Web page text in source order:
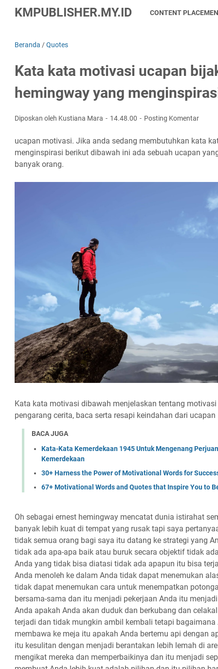
KMPUBLISHER.MY.ID CONTENT
Beranda /Quotes
Kata kata motivasi ucapan
hemingway yang
Diposkan oleh Kustiana Mara 14.48.00 Posting Komentar
ucapan motivasi. Jika anda sedang membutuhkan kata
menginspirasi berikut dibawah ini ada sebuah ucapan
banyak orang.
Kata kata motivasi dibawah menjelaskan tentang
pengarang cerita, baca serta resapi keindahan dari
BACA JUGA
Kata-Kata Kemerdekaan 1945 Untuk Mengenang
Kemerdekaan
30+ Harness the Power of Motivational Words for
67+ Motivational Words and Quotes that Inspire You to
Oh sebagai ernest hemingway mencatat dunia istirahat semua orang dan sesudahnya banyak lebih kuat di tempat yang rusak tapi saya pertanyaannya adalah mengapa tidak semua orang bagi saya itu datang ke strategi yang Anda gunakan sebenarnya tidak ada apa-apa baik atau buruk secara objektif tidak ada apa pun yang terjadi pada Anda yang tidak bisa diatasi tidak ada apapun itu bisa terjadi apa saja padamu saat itu Anda menoleh ke dalam Anda tidak dapat menemukan alasan untuk mengatasi Anda tidak dapat menemukan cara untuk menempatkan potongan-potongan itu kembali bersama-sama dan itu menjadi pekerjaan Anda itu menjadi benar-benar naik untuk Anda apakah Anda akan duduk dan berkubang dan celakalah aku karena apa terjadi, terjadi dan tidak mungkin ambil kembali tetapi bagaimana Anda merespons apa Anda membawa ke meja itu apakah Anda bertemu api dengan api apakah Anda memenuhi itu kesulitan dengan menjadi berantakan lebih lemah di area yang rusak atau Anda mengikat mereka dan memperbaikinya dan itu menjadi seperti las yang benar-benar membuat Anda lebih kuat adalah pilihan dan itu pilihan hanya Anda yang bisa menjadikannya sebagai Stephen Kata Hawking ketika Anda tidak mengeluh siapa pun ingin membantu Anda ada banyak hal dalam hidup Anda apakah Anda punya alasan untuk itu mengeluh tentang Anda punya alasan untuk kesal dengan hal-hal yang ada terjadi padamu hal yang paling menyeramkan tentang alasan apakah mereka valid ada juta alasan mengapa Anda harus bisa menyerah ada sejuta alasan mengapa Anda tidak perlu mencoba hal itu yang membuatmu hancur, kau seharusnya diizinkan hanya duduk di tanah dan inilah hal itu hak Anda, Anda memiliki setiap alasan untuk melakukannya dan mungkin orang tidak akan melakukannya bahkan kurang memikirkan Anda tapi inilah kebenaran mengapa mereka menjadi lebih lemah atau lebih kuat di tempat-tempat itu bangkrut dan itu pilihan bagaimana Anda Reaksi bergerak maju berita baiknya adalah hal terbaik yang bisa Anda lakukan menjadi lebih kuat adalah mencintai diri sendiri dan sebagai Kamal Ravi Kahn berkata, “Cintai dirimu sendiri sebuah latihan yang orang pikir itu sesuatu yang akan terasa benar itu itu akan terasa alami bahwa Anda hanya akan berbelok ke dalam dan itu dia percikan cinta dan sukacita untuk dirimu sendiri di dalam diri Anda dan kebenaran itu hanya saja bukan pengalaman manusia yang tidak cara kerjanya akan ada suara di dalam kepala Anda dan itu akan terjadi menyalahkanmu itu akan mengatakan bahwa itu milikmu kesalahan dan tidak peduli berapa kali orang-orang di luar memberitahumu itu Tidak benar bahwa hal ini terjadi Anda yang bukan Anda itu tidak mendefinisikan Anda akan ada suara yang terjadi untuk memberitahu Anda bahwa itu dan itu di mana Anda harus kembali pada proses di situlah Anda harus menyadarinya Anda benar-benar harus berlatih mencintai diri sendiri dan tidak apa-apa kalau tidak apa pun yang terjadi pasti ada tidak ada yang membatalkan bahwa Anda layak untuk cinta Anda sendiri tetapi Anda punya untuk mempraktikkannya, Anda harus mau untuk melakukannya, Anda harus bersedia untuk melakukannya dalam repetisi Anda harus tahu bahwa itu tidak akan terasa benar tetapi Anda harus melakukannya tahu di sisi lain itu adalah a visi hidup Anda di mana Anda sebenarnya cintai dirimu sendiri karena kamu mengambil waktu untuk mengatakannya Anda mengambil waktu untuk berlatihlah, kamu mengambil waktu untuk duduk di sana dan merasa bodoh dan mengatakan bahwa Anda cintai dirimu sendiri dan terkadang hanya menempatkan dalam pekerjaan adalah apa yang perlu Anda lakukan menjadi kuat jadi dimasukkan ke dalam pekerjaan fakta bahwa kau masih hidup aku masih di bumi ini meskipun itu telah menantang dan kasar dan terkadang Anda berkecil hati dan tidak terinspirasi terus berjalan Tuhan punya rencana Anda akan tumbuh melalui apa yang Anda lalui semuanya yang Anda alami pada suatu saat tidak masuk akal bagimu sekarang pada titik tertentu Tuhan akan mengungkapkan kepada Anda mengapa semua masalah ini menantang dan masalah terus muncul dan apa Anda seharusnya belajar dari itu Anda akan tumbuh melalui apa yang Anda lalui karena Anda pergi tidur di malam hari tidak berarti Anda sedang beristirahat karena sudah dekat matamu di malam hari dan Anda tidur secara fisik tidak berarti Anda benar-benar sedang beristirahat dan alasan mengapa Anda tidak beristirahat adalah karena selagi kamu bangun segala sesuatu di setiap tubuh yang ada di dan sekitar hidup Anda begitu penuh dengan masalah masalah disfungsi rasa tidak aman negativitas pikiran Anda ada dalam roh Anda ada dalam kekacauan ada masalah dan argumen masalah berteriak berteriak disfungsi semua omong kosong ini terjadi sepanjang hari setiap hari jadi ketika Anda pergi ke tidur di malam hari kamu tidak beristirahat banyak orang akan mengatakan aku mencintai diriku sendiri apakah kamu benar-benar mencintai dirimu sendiri adalah hal yang Anda lakukan dan orang-orang yang bergaul dengan Anda dan tempat dan lingkaran tempat Anda berada bepergian apakah itu mencerminkan seseorang yang benar-benar mencintai diri sendiri jika kamu mencintai sendiri mengapa Anda bercinta dengan mereka tipe orang yang Anda kenal apa mereka katakan tentang Anda di belakang Anda, Anda tahu mereka cemburu dan iri pada siapa Anda dan hal-hal yang Anda dapatkan terjadi dalam hidup Anda dalam karier Anda, Anda tahu bahwa mereka tidak menyukai Anda dan mereka menjelaskan bahwa mereka telah mengirim Anda setiap tanda dibayangkan bahwa mereka mungkin dapat mengirim Anda dan karena kau sangat ingin memilikinya orang-orang di sekitar Anda dan dalam hidup Anda, Anda terus kembali Anda terus menunjukkan terserah semua yang mereka undang untuk Anda mengetahui apa yang mereka katakan tentang Anda Saya tidak memberitakan separatisme yang saya inginkan sekelompok orang untuk sendirian di rumah tidak melakukan apa-apa tanpa teman tanpa keluarga dan tidak ada hubungannya saya katakan di saat ini Anda sudah cukup tua dan dewasa cukup untuk memahami perbedaan orang baik dan orang jahat dan kapan Anda bergaul dengan kegelapan negatif dan disfungsional orang yang tidak bisa berharap diri Anda pergi tidur di malam hari dan istirahatlah yang tidak bisa Anda harapkan merasa baik tentang hari Anda saat Anda termasuk negatif dan disfungsional orang di hari Anda jadi apa yang Anda tumbuh dewasa dengan begitu apa teman masa kecil mereka jadi apa keluarga mereka kita punya tanggung jawab untuk berjalan ke arah itu kedamaian aku ingin tertawa aku ingin tersenyum Saya ingin menikmati diri sendiri yang sebenarnya saya inginkan untuk merasa baik tentang orang-orang yang ada di sekitar saya Anda memiliki itu sebagai pilihan Anda sebenarnya kamu tidak bangun di pagi dan disfungsi negatif masalah dan masalah hanya muncul secara acak ini adalah orang-